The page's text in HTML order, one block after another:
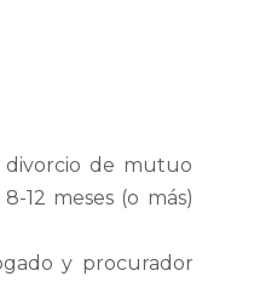
de mutuo
12 meses (o más)
y procurador